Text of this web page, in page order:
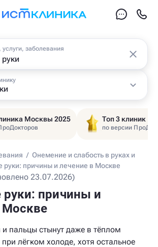
заболевания
Москвы 2025 Топ 3 клиник
по версии
/ Онемение и слабость в руках и
руки: причины и лечение в Москве
23.07.2026)
причины и
Москве
и пальцы стынут даже в тёплом
лёгком холоде, хотя остальное